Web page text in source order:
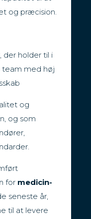
og præcision.
der holder til i
team med høj
og
og som
for medicin-
seneste år,
til at levere